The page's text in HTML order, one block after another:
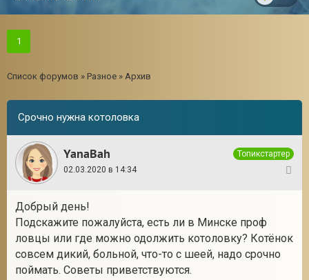
1
Список форумов » Разное » Архив
Срочно нужна котоловка
YanaBah
Топикстартер
02.03.2020 в 14:34
Добрый день!
Подскажите пожалуйста, есть ли в Минске проф
ловцы или где можно одолжить котоловку? Котёнок
совсем дикий, больной, что-то с шеей, надо срочно
поймать. Советы приветствуются.